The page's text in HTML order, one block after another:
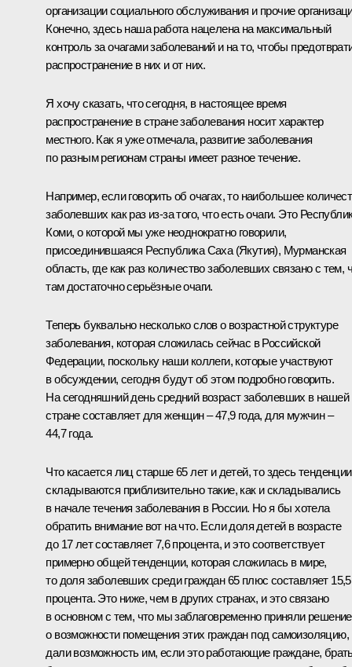
организации социального обслуживания и прочие
Конечно, здесь наша работа нацелена на максимальный
контроль за очагами заболеваний и на то, чтобы
распространение в них и от них.
Я хочу сказать, что сегодня, в настоящее время
распространение в стране заболевания носит характер
местного. Как я уже отмечала, развитие заболевания
по разным регионам страны имеет разное течение.
Например, если говорить об очагах, то наибольшее
заболевших как раз из-за того, что есть очаги. Это
Коми, о которой мы уже неоднократно говорили,
присоединившаяся Республика Саха (Якутия), Мурманская
область, где как раз количество заболевших связано с тем,
там достаточно серьёзные очаги.
Теперь буквально несколько слов о возрастной структуре
заболевания, которая сложилась сейчас в Российской
Федерации, поскольку наши коллеги, которые участвуют
в обсуждении, сегодня будут об этом подробно говорить.
На сегодняшний день средний возраст заболевших в нашей
стране составляет для женщин – 47,9 года, для мужчин –
44,7 года.
Что касается лиц старше 65 лет и детей, то здесь тенденции
складываются приблизительно такие, как и складывались
в начале течения заболевания в России. Но я бы хотела
обратить внимание вот на что. Если доля детей в возрасте
до 17 лет составляет 7,6 процента, и это соответствует
примерно общей тенденции, которая сложилась в мире,
то доля заболевших среди граждан 65 плюс составляет 15,5
процента. Это ниже, чем в других странах, и это связано
в основном с тем, что мы заблаговременно приняли решение
о возможности помещения этих граждан под самоизоляцию,
дали возможность им, если это работающие граждане,